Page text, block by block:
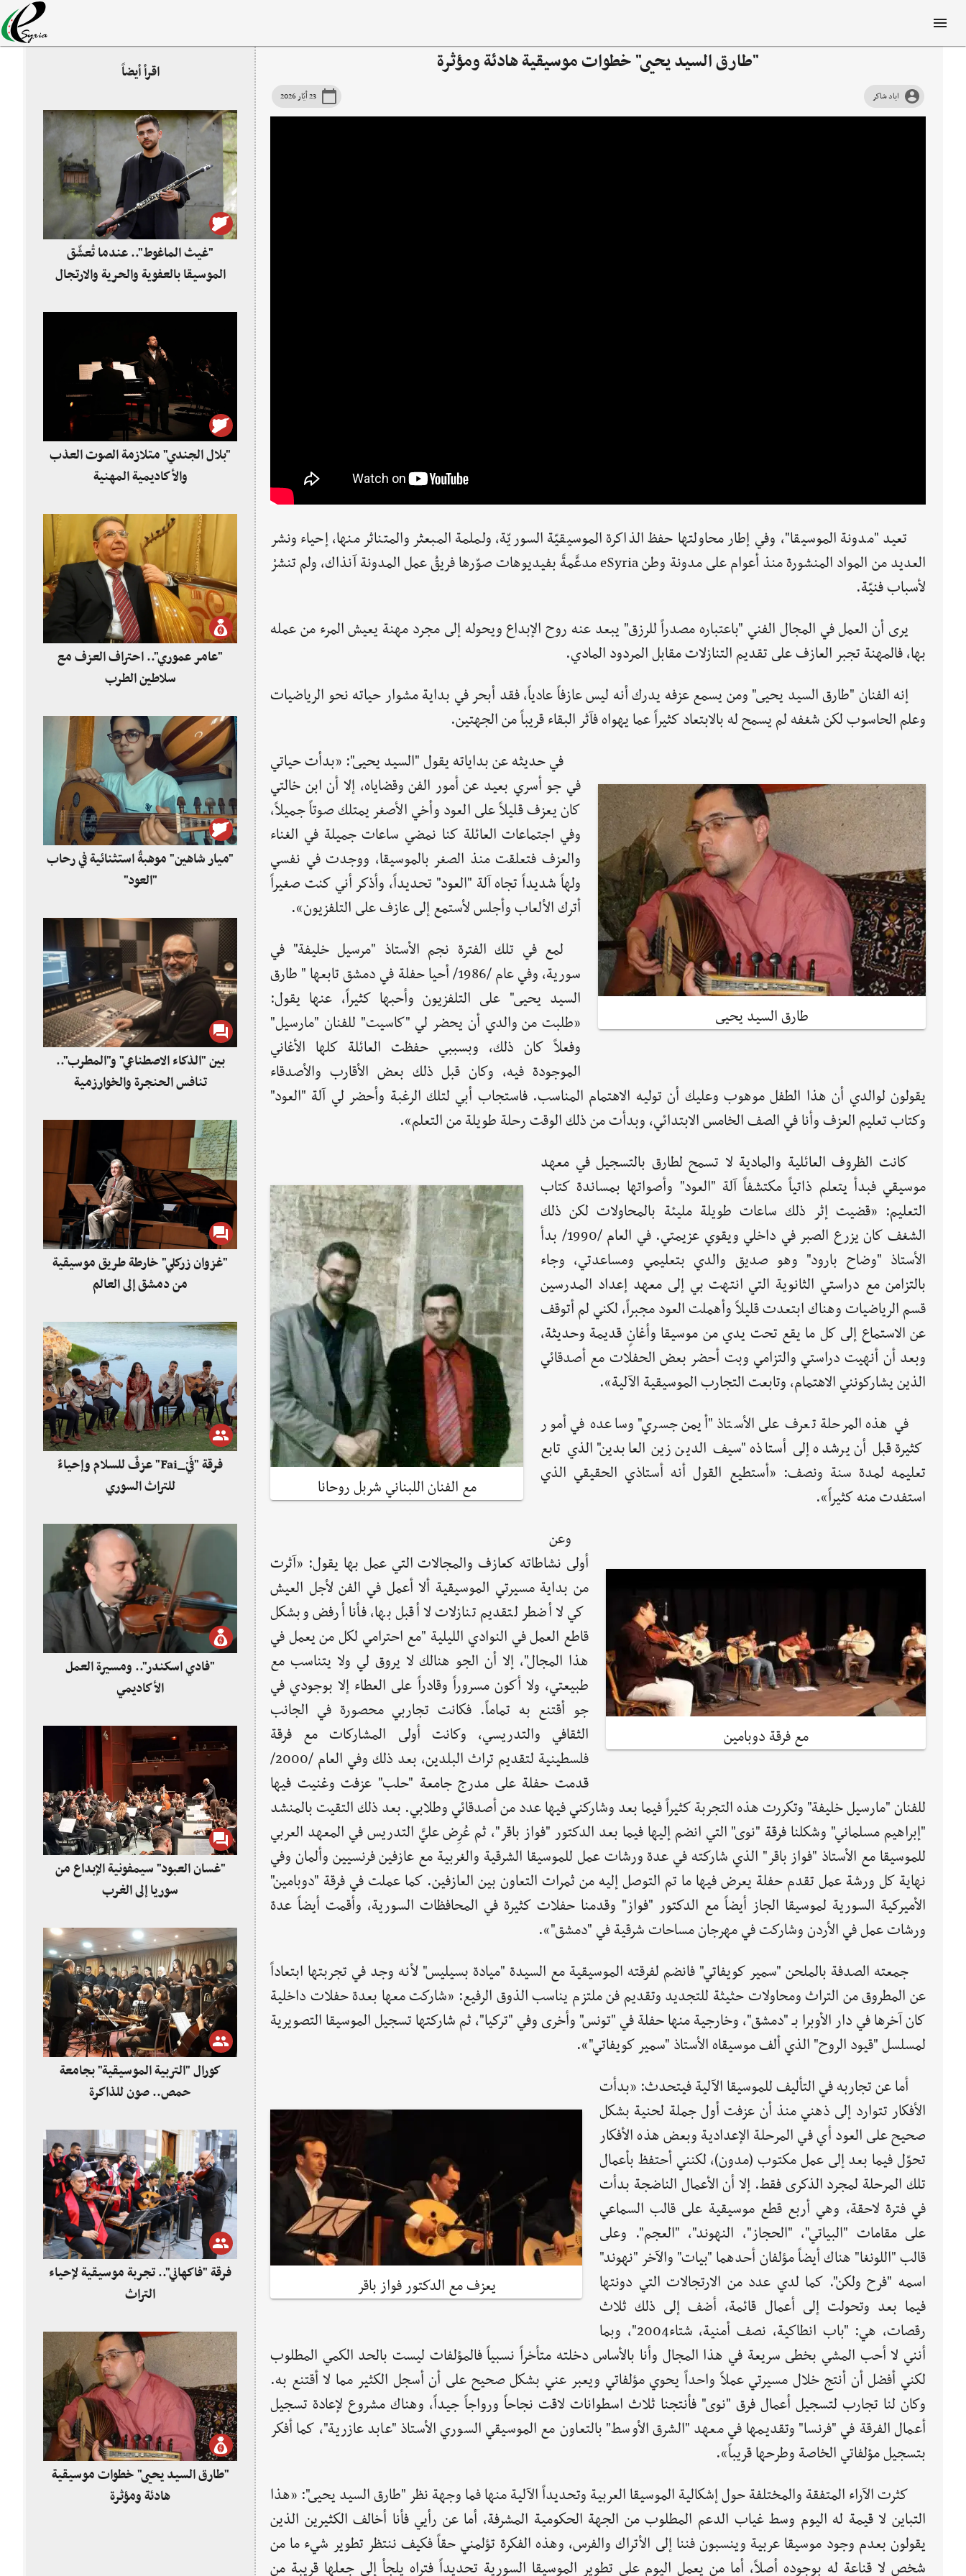
"طارق السيد يحيى" خطوات موسيقية هادئة ومؤثرة
اياد شاكر 23 أيّار 2026
تعيد "مدونة الموسيقا"، وفي إطار محاولتها حفظ الذاكرة الموسيقيّة السوريّة، ولملمة المبعثر والمتناثر منها، إحياء ونشر
العديد من المواد المنشورة منذ أعوام على مدونة وطن eSyria مدعَّمةً بفيديوهات صوّرها فريقُ عمل المدونة آنذاك، ولم تنشرْ
لأسباب فنيّة.
يرى أن العمل في المجال الفني "باعتباره مصدراً للرزق" يبعد عنه روح الإبداع ويحوله إلى مجرد مهنة يعيش المرء من عمله
بها، فالمهنة تجبر العازف على تقديم التنازلات مقابل المردود المادي.
إنه الفنان "طارق السيد يحيى" ومن يسمع عزفه يدرك أنه ليس عازفاً عادياً، فقد أبحر في بداية مشوار حياته نحو الرياضيات
وعلم الحاسوب لكن شغفه لم يسمح له بالابتعاد كثيراً عما يهواه فآثر البقاء قريباً من الجهتين.
طارق السيد يحيى
في حديثه عن بداياته يقول "السيد يحيى": «بدأت حياتي
في جو أسري بعيد عن أمور الفن وقضاياه، إلا أن ابن خالتي
كان يعزف قليلاً على العود وأخي الأصغر يمتلك صوتاً جميلاً،
وفي اجتماعات العائلة كنا نمضي ساعات جميلة في الغناء
والعزف فتعلقت منذ الصغر بالموسيقا، ووجدت في نفسي
ولهاً شديداً تجاه آلة "العود" تحديداً، وأذكر أني كنت صغيراً
أترك الألعاب وأجلس لأستمع إلى عازف على التلفزيون».
لمع في تلك الفترة نجم الأستاذ "مرسيل خليفة" في
سورية، وفي عام /1986/ أحيا حفلة في دمشق تابعها " طارق
السيد يحيى" على التلفزيون وأحبها كثيراً، عنها يقول:
«طلبت من والدي أن يحضر لي "كاسيت" للفنان "مارسيل"
وفعلاً كان ذلك، وبسببي حفظت العائلة كلها الأغاني
الموجودة فيه، وكان قبل ذلك بعض الأقارب والأصدقاء
يقولون لوالدي أن هذا الطفل موهوب وعليك أن توليه الاهتمام المناسب. فاستجاب أبي لتلك الرغبة وأحضر لي آلة "العود"
وكتاب تعليم العزف وأنا في الصف الخامس الابتدائي، وبدأت من ذلك الوقت رحلة طويلة من التعلم».
مع الفنان اللبناني شربل روحانا
كانت الظروف العائلية والمادية لا تسمح لطارق بالتسجيل في معهد
موسيقي فبدأ يتعلم ذاتياً مكتشفاً آلة "العود" وأصواتها بمساندة كتاب
التعليم: «قضيت إثر ذلك ساعات طويلة مليئة بالمحاولات لكن ذلك
الشغف كان يزرع الصبر في داخلي ويقوي عزيمتي. في العام /1990/ بدأ
الأستاذ "وضاح بارود" وهو صديق والدي بتعليمي ومساعدتي، وجاء
بالتزامن مع دراستي الثانوية التي انتهت بي إلى معهد إعداد المدرسين
قسم الرياضيات وهناك ابتعدت قليلاً وأهملت العود مجبراً، لكني لم أتوقف
عن الاستماع إلى كل ما يقع تحت يدي من موسيقا وأغانٍ قديمة وحديثة،
وبعد أن أنهيت دراستي والتزامي وبت أحضر بعض الحفلات مع أصدقائي
الذين يشاركونني الاهتمام، وتابعت التجارب الموسيقية الآلية».
في هذه المرحلة تعرف على الأستاذ "أيمن جسري" وساعده في أمور
كثيرة قبل أن يرشده إلى أستاذه "سيف الدين زين العابدين" الذي تابع
تعليمه لمدة سنة ونصف: «أستطيع القول أنه أستاذي الحقيقي الذي
استفدت منه كثيراً».
مع فرقة دوبامين
وعن
أولى نشاطاته كعازف والمجالات التي عمل بها يقول: «آثرت
من بداية مسيرتي الموسيقية ألا أعمل في الفن لأجل العيش
كي لا أضطر لتقديم تنازلات لا أقبل بها، فأنا أرفض وبشكل
قاطع العمل في النوادي الليلية "مع احترامي لكل من يعمل في
هذا المجال"، إلا أن الجو هنالك لا يروق لي ولا يتناسب مع
طبيعتي، ولا أكون مسروراً وقادراً على العطاء إلا بوجودي في
جو أقتنع به تماماً. فكانت تجاربي محصورة في الجانب
الثقافي والتدريسي، وكانت أولى المشاركات مع فرقة
فلسطينية لتقديم تراث البلدين، بعد ذلك وفي العام /2000/
قدمت حفلة على مدرج جامعة "حلب" عزفت وغنيت فيها
للفنان "مارسيل خليفة" وتكررت هذه التجربة كثيراً فيما بعد وشاركني فيها عدد من أصدقائي وطلابي. بعد ذلك التقيت بالمنشد
"إبراهيم مسلماني" وشكلنا فرقة "نوى" التي انضم إليها فيما بعد الدكتور "فواز باقر"، ثم عُرِض عليَّ التدريس في المعهد العربي
للموسيقا مع الأستاذ "فواز باقر" الذي شاركته في عدة ورشات عمل للموسيقا الشرقية والغربية مع عازفين فرنسيين وألمان وفي
نهاية كل ورشة عمل تقدم حفلة يعرض فيها ما تم التوصل إليه من ثمرات التعاون بين العازفين. كما عملت في فرقة "دوبامين"
الأميركية السورية لموسيقا الجاز أيضاً مع الدكتور "فواز" وقدمنا حفلات كثيرة في المحافظات السورية، وأقمت أيضاً عدة
ورشات عمل في الأردن وشاركت في مهرجان مساحات شرقية في "دمشق"».
جمعته الصدفة بالملحن "سمير كويفاتي" فانضم لفرقته الموسيقية مع السيدة "ميادة بسيليس" لأنه وجد في تجربتها ابتعاداً
عن المطروق من التراث ومحاولات حثيثة للتجديد وتقديم فن ملتزم يناسب الذوق الرفيع: «شاركت معها بعدة حفلات داخلية
كان آخرها في دار الأوبرا بـ "دمشق"، وخارجية منها حفلة في "تونس" وأخرى وفي "تركيا"، ثم شاركتها تسجيل الموسيقا التصويرية
لمسلسل "قيود الروح" الذي ألف موسيقاه الأستاذ "سمير كويفاتي"».
يعزف مع الدكتور فواز باقر
أما عن تجاربه في التأليف للموسيقا الآلية فيتحدث: «بدأت
الأفكار تتوارد إلى ذهني منذ أن عزفت أول جملة لحنية بشكل
صحيح على العود أي في المرحلة الإعدادية وبعض هذه الأفكار
تحوّل فيما بعد إلى عمل مكتوب (مدون)، لكنني أحتفظ بأعمال
تلك المرحلة لمجرد الذكرى فقط. إلا أن الأعمال الناضجة بدأت
في فترة لاحقة، وهي أربع قطع موسيقية على قالب السماعي
على مقامات "البياتي"، "الحجاز"، النهوند"، "العجم". وعلى
قالب "اللونغا" هناك أيضاً مؤلفان أحدهما "بيات" والآخر "نهوند"
اسمه "فرح ولكن". كما لدي عدد من الارتجالات التي دونتها
فيما بعد وتحولت إلى أعمال قائمة، أضف إلى ذلك ثلاث
رقصات، هي: "باب انطاكية، نصف أمنية، شتاء2004"، وبما
أنني لا أحب المشي بخطى سريعة في هذا المجال وأنا بالأساس دخلته متأخراً نسبياً فالمؤلفات ليست بالحد الكمي المطلوب
لكني أفضل أن أنتج خلال مسيرتي عملاً واحداً يحوي مؤلفاتي ويعبر عني بشكل صحيح على أن أسجل الكثير مما لا أقتنع به.
وكان لنا تجارب لتسجيل أعمال فرق "نوى" فأنتجنا ثلاث اسطوانات لاقت نجاحاً ورواجاً جيداً، وهناك مشروع لإعادة تسجيل
أعمال الفرقة في "فرنسا" وتقديمها في معهد "الشرق الأوسط" بالتعاون مع الموسيقي السوري الأستاذ "عابد عازرية"، كما أفكر
بتسجيل مؤلفاتي الخاصة وطرحها قريباً».
كثرت الآراء المتفقة والمختلفة حول إشكالية الموسيقا العربية وتحديداً الآلية منها فما وجهة نظر "طارق السيد يحيى": «هذا
التباين لا قيمة له اليوم وسط غياب الدعم المطلوب من الجهة الحكومية المشرفة، أما عن رأيي فأنا أخالف الكثيرين الذين
يقولون بعدم وجود موسيقا عربية وينسبون فننا إلى الأتراك والفرس، وهذه الفكرة تؤلمني حقاً فكيف ننتظر تطوير شيء ما من
شخص لا قناعة له بوجوده أصلاً، أما من يعمل اليوم على تطوير الموسيقا السورية تحديداً فتراه يلجأ إلى جعلها قريبة من
اقرأ أيضاً
"غيث الماغوط".. عندما تُعشّق
الموسيقا بالعفوية والحرية والارتجال
"بلال الجندي" متلازمة الصوت العذب
والأكاديمية المهنية
"عامر عموري".. احتراف العزف مع
سلاطين الطرب
"ميار شاهين" موهبةٌ استثنائية في رحاب
"العود"
بين "الذكاء الاصطناعي" و"المطرب"..
تنافس الحنجرة والخوارزمية
"غزوان زركلي" خارطة طريق موسيقية
من دمشق إلى العالم
فرقة "فَيْ_Fai" عزفٌ للسلام وإحياءٌ
للتراث السوري
"فادي اسكندر".. ومسيرة العمل
الأكاديمي
"غسان العبود" سيمفونية الإبداع من
سوريا إلى الغرب
كورال "التربية الموسيقية" بجامعة
حمص.. صون للذاكرة
فرقة "فاكهاني".. تجربة موسيقية لإحياء
التراث
"طارق السيد يحيى" خطوات موسيقية
هادئة ومؤثرة